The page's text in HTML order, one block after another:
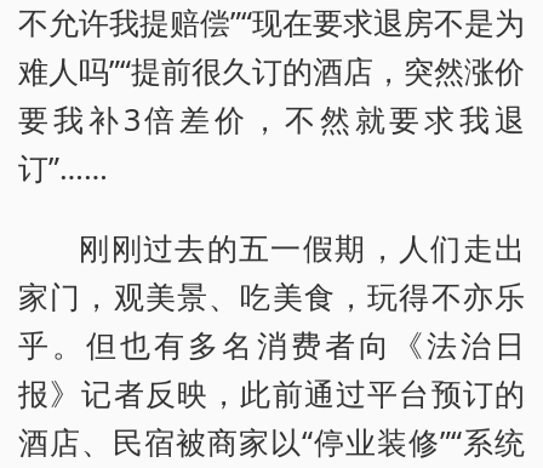
不允许我提赔偿”“现在要求退房不是为
难人吗”“提前很久订的酒店，突然涨价
要我补3倍差价，不然就要求我退
订”……
刚刚过去的五一假期，人们走出
家门，观美景、吃美食，玩得不亦乐
乎。但也有多名消费者向《法治日
报》记者反映，此前通过平台预订的
酒店、民宿被商家以“停业装修”“系统